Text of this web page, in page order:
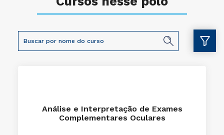
Análise e Interpretação de Exames
Complementares Oculares